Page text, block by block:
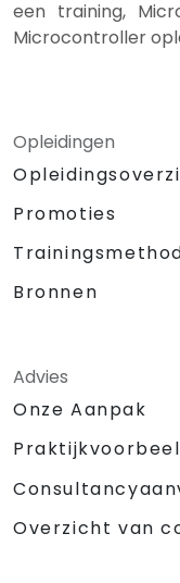
een training,
Microcontroller
Opleidingen
Promoties
Bronnen
Advies
Onze Aanpak
Overzicht van